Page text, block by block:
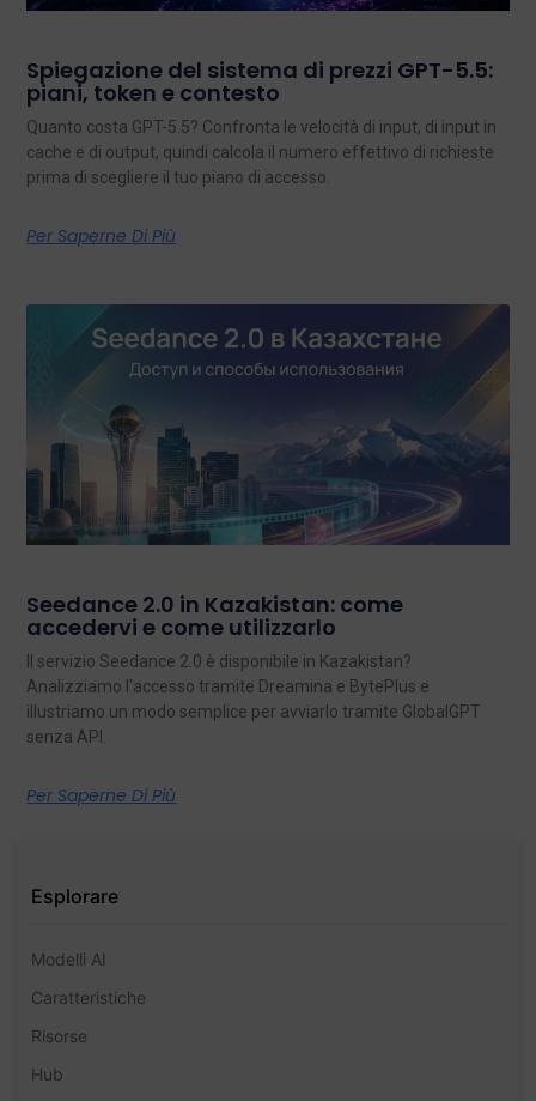
Spiegazione del sistema di prezzi GPT-5.5:
piani, token e contesto
Quanto costa GPT-5.5? Confronta le velocità di input, di input in
cache e di output, quindi calcola il numero effettivo di richieste
prima di scegliere il tuo piano di accesso.
Per Saperne Di Più
Seedance 2.0 in Kazakistan: come
accedervi e come utilizzarlo
Il servizio Seedance 2.0 è disponibile in Kazakistan?
Analizziamo l'accesso tramite Dreamina e BytePlus e
illustriamo un modo semplice per avviarlo tramite GlobalGPT
senza API.
Per Saperne Di Più
Esplorare
Modelli AI
Caratteristiche
Risorse
Hub